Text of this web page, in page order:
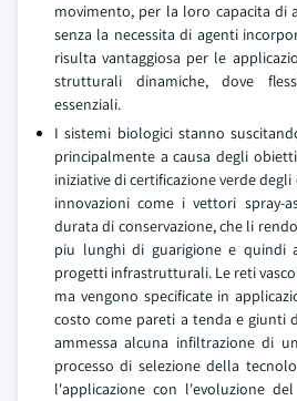
movimento, per la loro capacita di
senza la necessita di agenti
risulta vantaggiosa per le
strutturali dinamiche, dove
essenziali.
I sistemi biologici stanno
principalmente a causa degli
iniziative di certificazione verde
innovazioni come i vettori spray-
durata di conservazione, che li
piu lunghi di guarigione e quindi
progetti infrastrutturali. Le reti
ma vengono specificate in
costo come pareti a tenda e giunti
ammessa alcuna infiltrazione di
processo di selezione della
l'applicazione con l'evoluzione